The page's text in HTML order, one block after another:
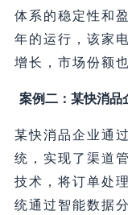
体系的稳定性和
年的运行，该家
增长，市场份额
案例二：某快消品
某快消品企业通
统，实现了渠道
技术，将订单处
统通过智能数据